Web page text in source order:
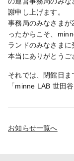
謝申し上げます。
事務局のみなさま
ったからこそ、
ランドのみなさまに
本当にありがとうご
それでは、閉館日
「minne LAB 世田
お知らせ一覧へ